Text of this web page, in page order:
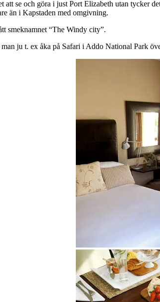
att se och göra i just Port Elizabeth utan tycker
än i Kapstaden med omgivning.
smeknamnet “The Windy city”.
ju t. ex åka på Safari i Addo National Park